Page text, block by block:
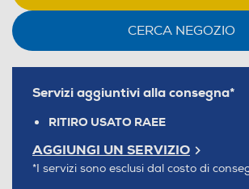
CERCA NEGOZIO
Servizi aggiuntivi alla consegna*
RITIRO USATO RAEE
AGGIUNGI UN SERVIZIO
*I servizi sono esclusi dal costo di